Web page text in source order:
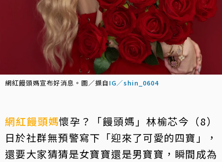
網紅饅頭媽宣布好消息。圖／擷自 IG／shin_0604
網紅饅頭媽懷孕？「饅頭媽」林榆芯今（8）
日於社群無預警寫下「迎來了可愛的四寶」，
還要大家猜猜是女寶寶還是男寶寶，瞬間成為